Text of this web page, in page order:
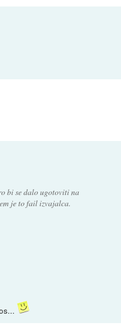
bi se dalo ugotoviti na
je to fail izvajalca.